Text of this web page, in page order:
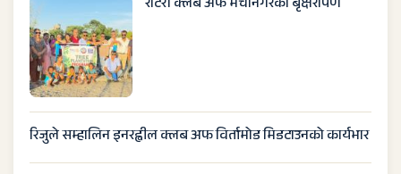
रोटरी क्लब अफ मेचीनगरको बृक्षरोपण
रिजुले सम्हालिन इनरह्वील क्लब अफ विर्तामोड मिडटाउनको कार्यभार